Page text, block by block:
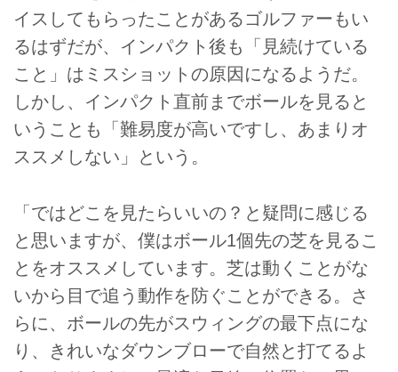
イスしてもらったことがあるゴルファーもい
るはずだが、インパクト後も「見続けている
こと」はミスショットの原因になるようだ。
しかし、インパクト直前までボールを見ると
いうことも「難易度が高いですし、あまりオ
ススメしない」という。
「ではどこを見たらいいの？と疑問に感じる
と思いますが、僕はボール1個先の芝を見るこ
とをオススメしています。芝は動くことがな
いから目で追う動作を防ぐことができる。さ
らに、ボールの先がスウィングの最下点にな
り、きれいなダウンブローで自然と打てるよ